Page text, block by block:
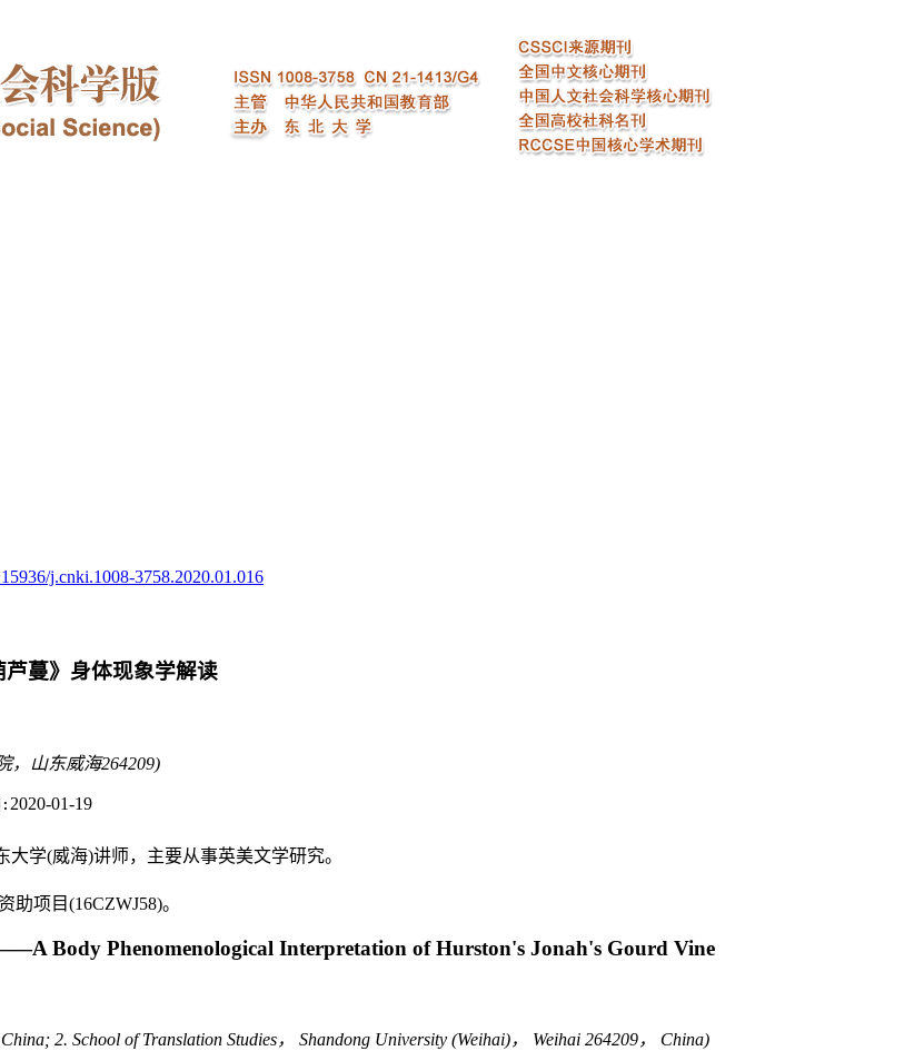
j.cnki.1008-3758.2020.01.016
蔓》身体现象学解读
，山东威海264209)
: 2020-01-19
学(威海)讲师，主要从事英美文学研究。
项目(16CZWJ58)。
Body Phenomenological Interpretation of Hurston's Jonah's Gourd Vine
2. School of Translation Studies， Shandong University (Weihai)， Weihai 264209， China)